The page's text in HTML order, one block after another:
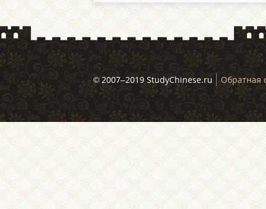
© 2007–2019 StudyChinese.ru Обратная